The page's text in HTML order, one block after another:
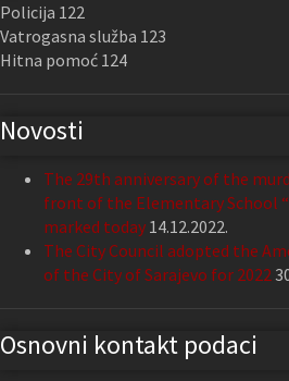
Policija 122
Vatrogasna služba 123
Hitna pomoć 124
Novosti
The 29th anniversary of the
front of the Elementary School
marked today 14.12.2022.
The City Council adopted the
of the City of Sarajevo for 2022
Osnovni kontakt podaci